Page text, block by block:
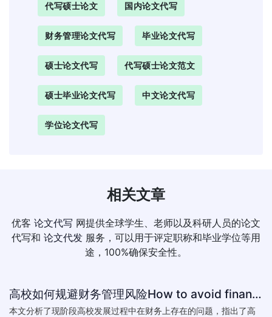
代写硕士论文 国内论文代写
财务管理论文代写 毕业论文代写
硕士论文代写 代写硕士论文范文
硕士毕业论文代写 中文论文代写
学位论文代写
相关文章
优客 论文代写 网提供全球学生、老师以及科研人员的论文
代写和 论文代发 服务，可以用于评定职称和毕业学位等用
途，100%确保安全性。
高校如何规避财务管理风险How to avoid financial risk management colleges
本文分析了现阶段高校发展过程中在财务上存在的问题，指出了高